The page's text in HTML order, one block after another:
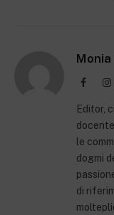
Monia
Editor,
le
dogmi
di